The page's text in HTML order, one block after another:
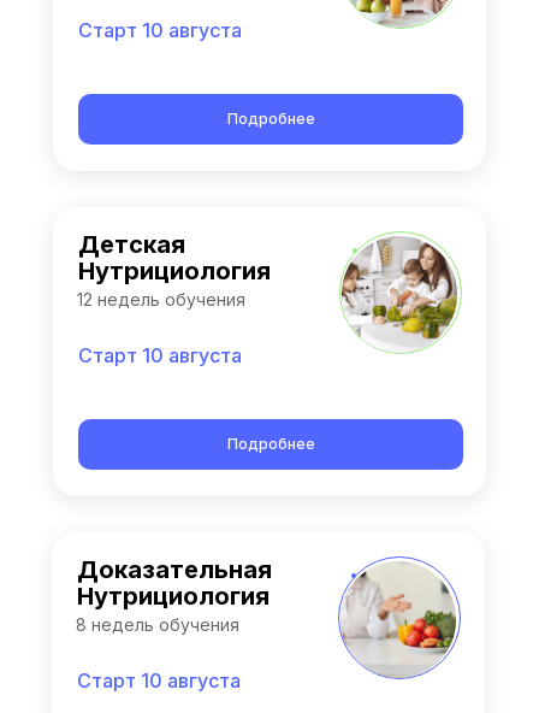
Доказательная
Нутрициология
Старт 10 августа
8 недель обучения
Детская
Нутрициология
Старт 10 августа
Подробнее
12 недель обучения
Старт 10 августа
Подробнее